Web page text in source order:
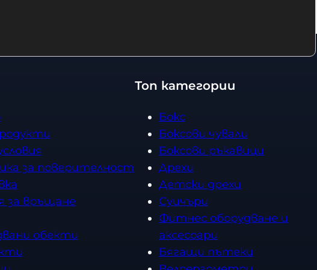
за поверителност
за връщане
обекти
Топ категории
Бокс
Боксови чували
Боксови ръкавици
Дрехи
Детски дрехи
Суичъри
Фитнес оборудване и
аксесоари
Бягащи пътеки